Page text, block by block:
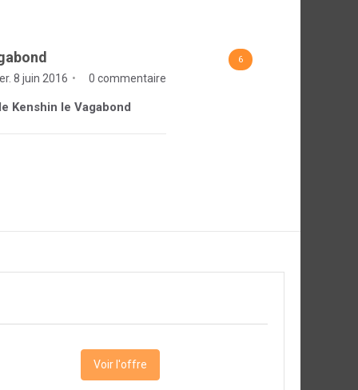
6
8 juin 2016 0 commentaire
Kenshin le Vagabond
Voir l'offre